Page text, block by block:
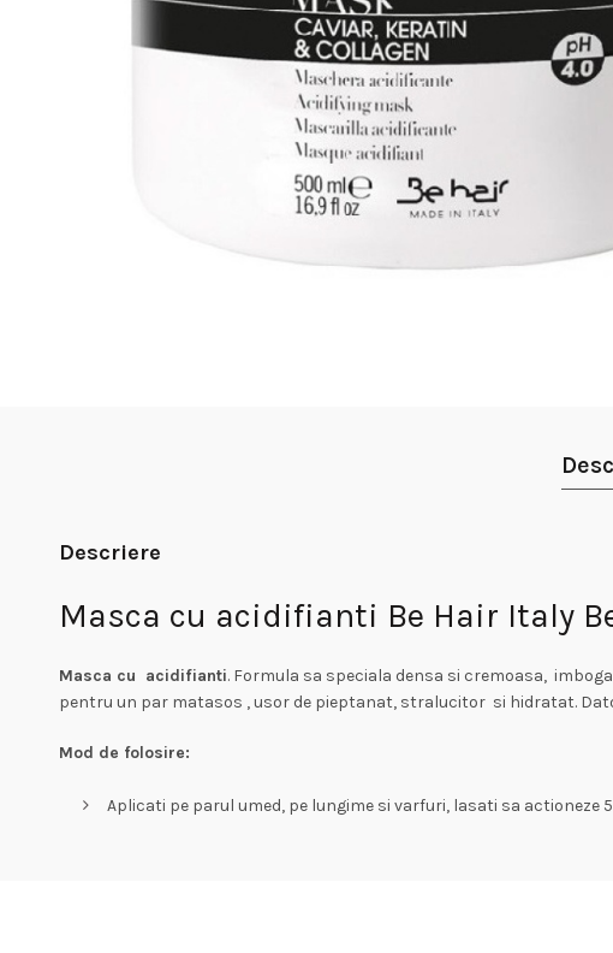
Descriere
Masca cu acidifianti Be Hair Italy
Masca cu acidifianti. Formula sa speciala densa si cremoasa,
pentru un par matasos , usor de pieptanat, stralucitor si hidratat.
Mod de folosire:
Aplicati pe parul umed, pe lungime si varfuri, lasati sa actioneze